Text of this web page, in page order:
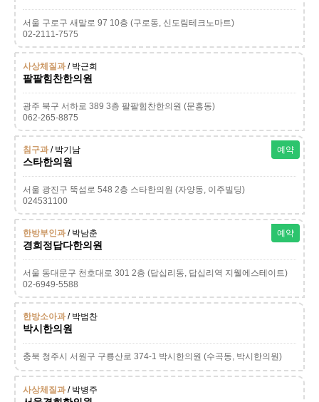
서울 구로구 새말로 97 10층 (구로동, 신도림테크노마트)
02-2111-7575
사상체질과/ 박근희
팔팔힘찬한의원
광주 북구 서하로 389 3층 팔팔힘찬한의원 (문흥동)
062-265-8875
침구과/ 박기남
스타한의원
예약
서울 광진구 뚝섬로 548 2층 스타한의원 (자양동, 이주빌딩)
024531100
한방부인과/ 박남춘
경희정답다한의원
예약
서울 동대문구 천호대로 301 2층 (답십리동, 답십리역 지웰에스테이트)
02-6949-5588
한방소아과/ 박범찬
박시한의원
충북 청주시 서원구 구룡산로 374-1 박시한의원 (수곡동, 박시한의원)
사상체질과/ 박병주